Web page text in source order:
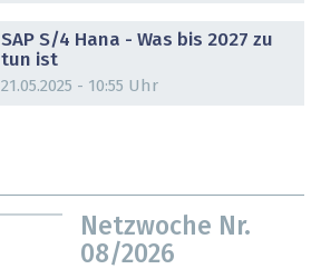
SAP S/4 Hana - Was bis 2027 zu
tun ist
21.05.2025 - 10:55 Uhr
Netzwoche Nr.
08/2026